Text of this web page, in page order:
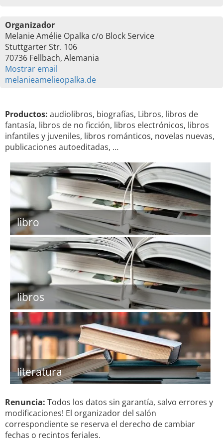
Organizador
Melanie Amélie Opalka c/o Block Service
Stuttgarter Str. 106
70736 Fellbach, Alemania
Mostrar email
melanieamelieopalka.de
Productos: audiolibros, biografías, Libros, libros de
fantasía, libros de no ficción, libros electrónicos, libros
infantiles y juveniles, libros románticos, novelas nuevas,
publicaciones autoeditadas, …
libro
libros
literatura
Renuncia: Todos los datos sin garantía, salvo errores y
modificaciones! El organizador del salón
correspondiente se reserva el derecho de cambiar
fechas o recintos feriales.